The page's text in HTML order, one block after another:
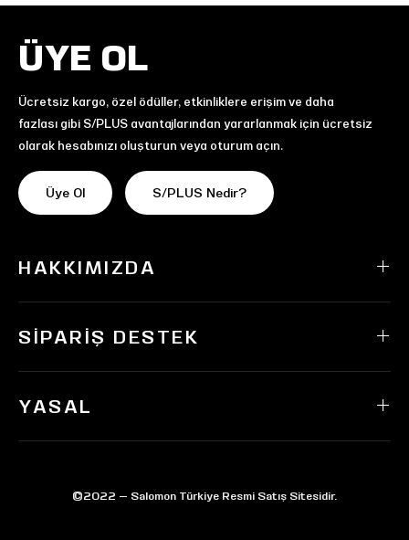
ÜYE OL
Ücretsiz kargo, özel ödüller, etkinliklere erişim ve daha
fazlası gibi S/PLUS avantajlarından yararlanmak için ücretsiz
olarak hesabınızı oluşturun veya oturum açın.
Üye Ol S/PLUS Nedir?
HAKKIMIZDA
SIPARIŞ DESTEK
YASAL
©2022 — Salomon Türkiye Resmi Satış Sitesidir.